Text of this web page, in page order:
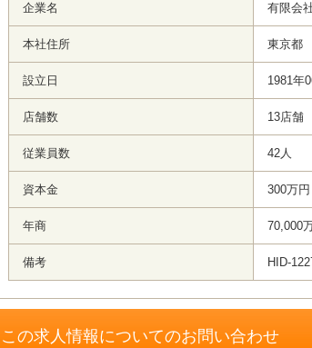
企業名 有限会
本社住所 東京都
設立日 1981年
店舗数 13店舗
従業員数 42人
資本金 300万円
年商 70,000
備考 HID-
この求人情報についてのお問い合わせ